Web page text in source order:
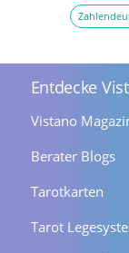
Entdecke
Vistano
Berater Blogs
Tarotkarten
Tarot